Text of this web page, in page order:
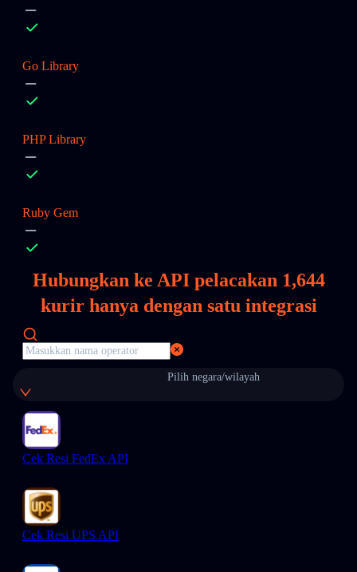
Go Library
PHP Library
Ruby Gem
Hubungkan ke API pelacakan 1,644
kurir hanya dengan satu integrasi
Pilih negara/wilayah
Cek Resi FedEx API
Cek Resi UPS API